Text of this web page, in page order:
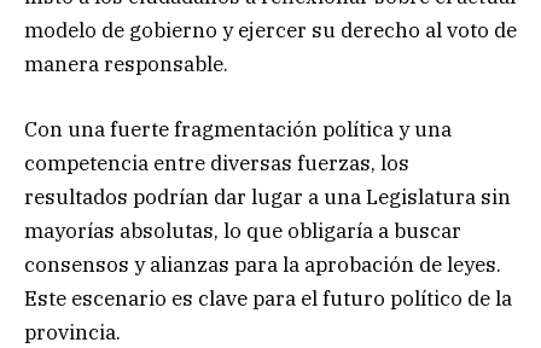
modelo de gobierno y ejercer su derecho al voto de
manera responsable.
Con una fuerte fragmentación política y una
competencia entre diversas fuerzas, los
resultados podrían dar lugar a una Legislatura sin
mayorías absolutas, lo que obligaría a buscar
consensos y alianzas para la aprobación de leyes.
Este escenario es clave para el futuro político de la
provincia.